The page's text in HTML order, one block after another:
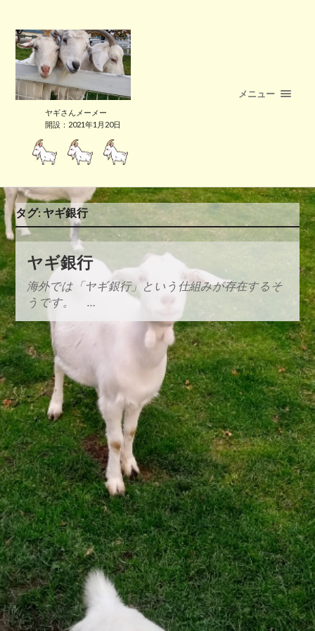
ヤギさんメーメー
開設：2021年1月20日
メニュー
タグ: ヤギ銀行
ヤギ銀行
海外では「ヤギ銀行」という仕組みが存在するそ
うです。 …